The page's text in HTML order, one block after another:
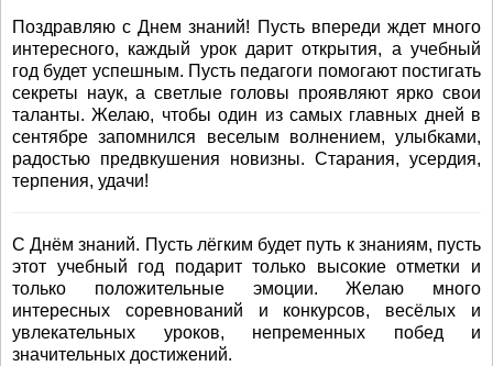
Поздравляю с Днем знаний! Пусть впереди ждет много
интересного, каждый урок дарит открытия, а учебный
год будет успешным. Пусть педагоги помогают постигать
секреты наук, а светлые головы проявляют ярко свои
таланты. Желаю, чтобы один из самых главных дней в
сентябре запомнился веселым волнением, улыбками,
радостью предвкушения новизны. Старания, усердия,
терпения, удачи!
С Днём знаний. Пусть лёгким будет путь к знаниям, пусть
этот учебный год подарит только высокие отметки и
только положительные эмоции. Желаю много
интересных соревнований и конкурсов, весёлых и
увлекательных уроков, непременных побед и
значительных достижений.